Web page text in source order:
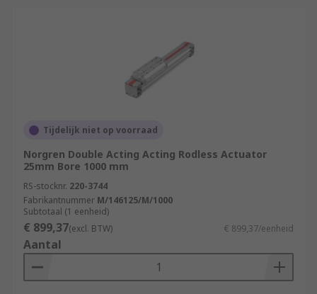
Tijdelijk niet op voorraad
Norgren Double Acting Acting Rodless Actuator
25mm Bore 1000 mm
RS-stocknr. 220-3744
Fabrikantnummer M/146125/M/1000
Subtotaal (1 eenheid)
€ 899,37(excl. BTW) € 899,37/eenheid
Aantal